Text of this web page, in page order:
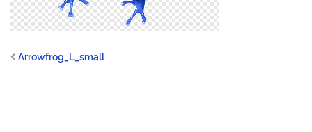
Arrowfrog_L_small